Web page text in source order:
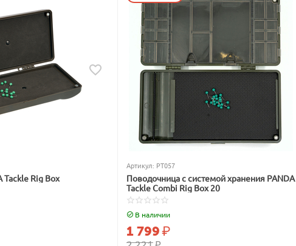
Tackle Rig Box
Артикул: PT057
Поводочница с системой хранения PANDA
Tackle Combi Rig Box 20
В наличии
1 799₽